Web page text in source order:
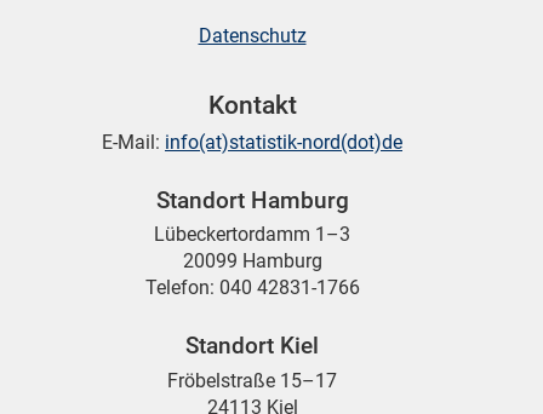
Datenschutz
Kontakt
E-Mail: info(at)statistik-nord(dot)de
Standort Hamburg
Lübeckertordamm 1–3
20099 Hamburg
Telefon: 040 42831-1766
Standort Kiel
Fröbelstraße 15–17
24113 Kiel